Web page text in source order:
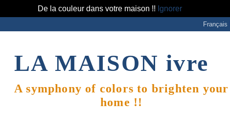
De la couleur dans votre maison !! Ignorer
Français
LA MAISON ivre
A symphony of colors to brighten your
home !!